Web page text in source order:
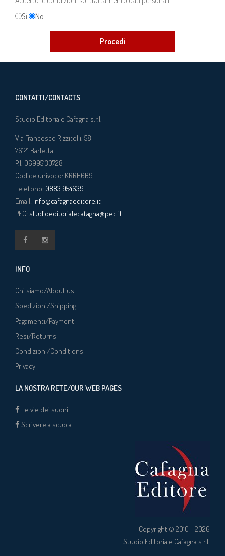
Sì
No
CONTATTI/CONTACTS
Studio Editoriale Cafagna s.r.l.
Via Francesco Rizzitelli, 58
76121 Barletta
P.I. 06995130728
Codice univoco: KRRH6B9
Telefono: 0883.954639
Email: info@cafagnaeditore.it
PEC: studioeditorialecafagna@pec.it
INFO
Chi siamo/About us
Spedizioni/Shipping
Pagamenti/Payment
Resi/Returns
Condizioni/Conditions
Privacy
LA NOSTRA RETE/OUR WEB PAGES
Le vie dei suoni
Scrivere a scuola
Copyright © 2010 - 2026
Studio Editoriale Cafagna s.r.l.